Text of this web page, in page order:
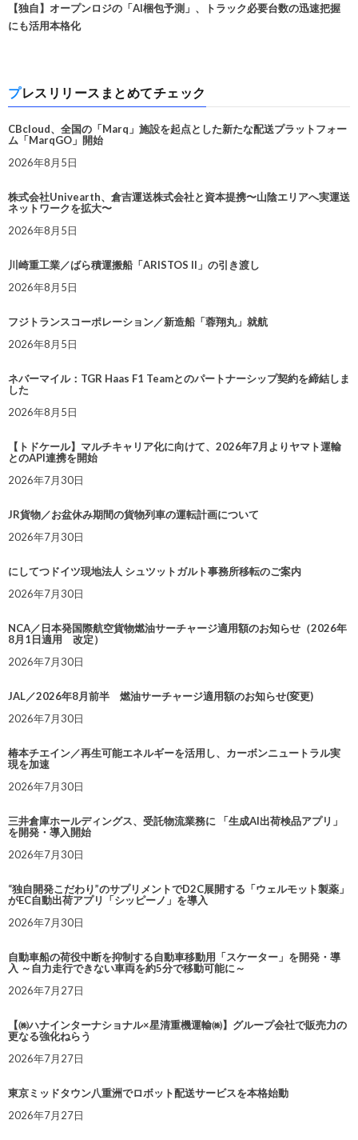
【独自】オープンロジの「AI梱包予測」、トラック必要台数の迅速把握
にも活用本格化
プレスリリースまとめてチェック
CBcloud、全国の「Marq」施設を起点とした新たな配送プラットフォー
ム「MarqGO」開始
2026年8月5日
株式会社Univearth、倉吉運送株式会社と資本提携〜山陰エリアへ実運送
ネットワークを拡大〜
2026年8月5日
川崎重工業／ばら積運搬船「ARISTOS II」の引き渡し
2026年8月5日
フジトランスコーポレーション／新造船「蓉翔丸」就航
2026年8月5日
ネバーマイル：TGR Haas F1 Teamとのパートナーシップ契約を締結しま
した
2026年8月5日
【トドケール】マルチキャリア化に向けて、2026年7月よりヤマト運輸
とのAPI連携を開始
2026年7月30日
JR貨物／お盆休み期間の貨物列車の運転計画について
2026年7月30日
にしてつドイツ現地法人 シュツットガルト事務所移転のご案内
2026年7月30日
NCA／日本発国際航空貨物燃油サーチャージ適用額のお知らせ（2026年
8月1日適用 改定）
2026年7月30日
JAL／2026年8月前半 燃油サーチャージ適用額のお知らせ(変更)
2026年7月30日
椿本チエイン／再生可能エネルギーを活用し、カーボンニュートラル実
現を加速
2026年7月30日
三井倉庫ホールディングス、受託物流業務に 「生成AI出荷検品アプリ」
を開発・導入開始
2026年7月30日
“独自開発こだわり”のサプリメントでD2C展開する「ウェルモット製薬」
がEC自動出荷アプリ「シッピーノ」を導入
2026年7月30日
自動車船の荷役中断を抑制する自動車移動用「スケーター」を開発・導
入 ～自力走行できない車両を約5分で移動可能に～
2026年7月27日
【㈱ハナインターナショナル×星清重機運輸㈱】グループ会社で販売力の
更なる強化ねらう
2026年7月27日
東京ミッドタウン八重洲でロボット配送サービスを本格始動
2026年7月27日